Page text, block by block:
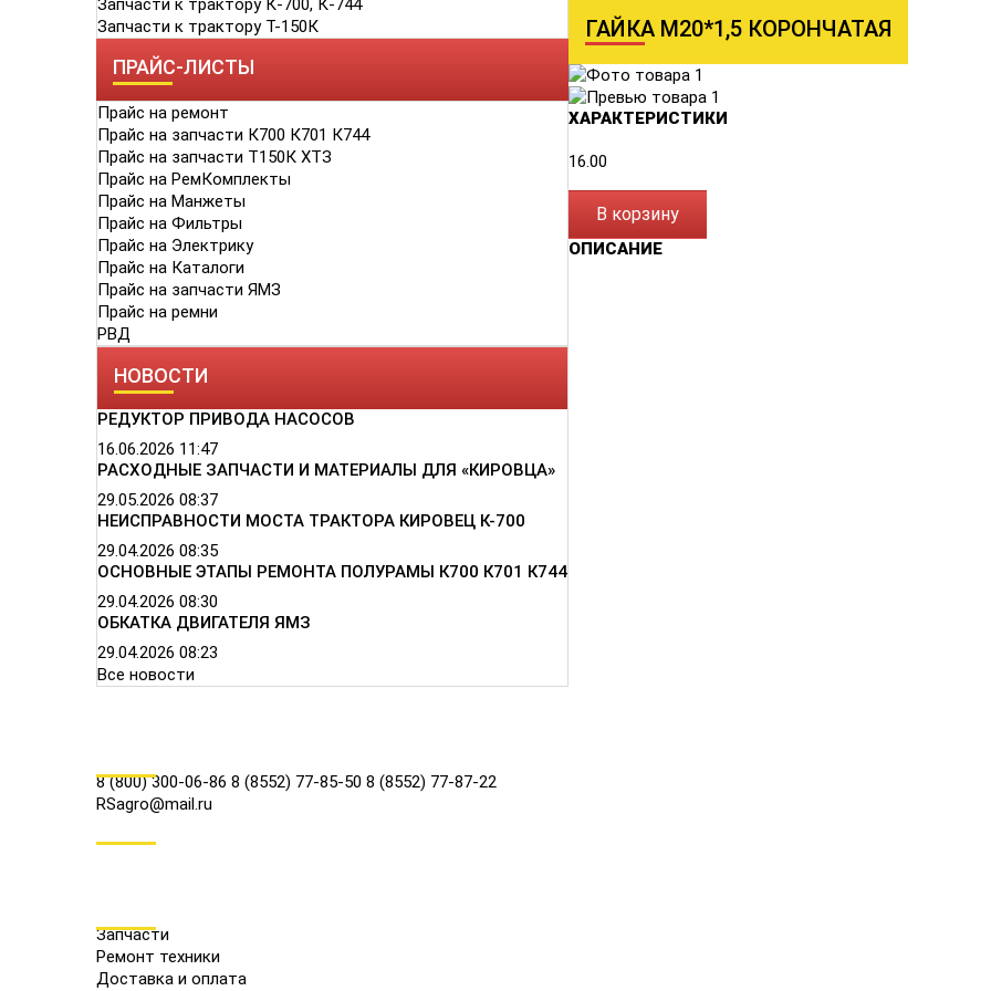
Запчасти к трактору К-700, К-744
Запчасти к трактору Т-150К
ПРАЙС-ЛИСТЫ
Прайс на ремонт
Прайс на запчасти К700 К701 К744
Прайс на запчасти Т150К ХТЗ
Прайс на РемКомплекты
Прайс на Манжеты
Прайс на Фильтры
Прайс на Электрику
Прайс на Каталоги
Прайс на запчасти ЯМЗ
Прайс на ремни
РВД
НОВОСТИ
РЕДУКТОР ПРИВОДА НАСОСОВ
16.06.2026 11:47
РАСХОДНЫЕ ЗАПЧАСТИ И МАТЕРИАЛЫ ДЛЯ «КИРОВЦА»
29.05.2026 08:37
НЕИСПРАВНОСТИ МОСТА ТРАКТОРА КИРОВЕЦ К-700
29.04.2026 08:35
ОСНОВНЫЕ ЭТАПЫ РЕМОНТА ПОЛУРАМЫ К700 К701 К744
29.04.2026 08:30
ОБКАТКА ДВИГАТЕЛЯ ЯМЗ
29.04.2026 08:23
Все новости
ГАЙКА М20*1,5 КОРОНЧАТАЯ
ХАРАКТЕРИСТИКИ
16.00
В корзину
ОПИСАНИЕ
8 (800) 300-06-86 8 (8552) 77-85-50 8 (8552) 77-87-22
RSagro@mail.ru
Запчасти
Ремонт техники
Доставка и оплата